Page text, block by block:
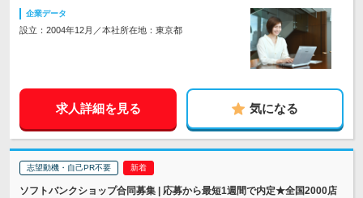
企業データ
設立：2004年12月／本社所在地：東京都
求人詳細を見る 気になる
志望動機・自己PR不要
ソフトバンクショップ合同募集 | 応募から最短1週間で内定★全国2000店